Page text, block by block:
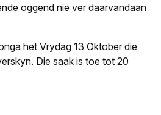
oggend nie ver daarvan­daan
het Vrydag 13 Oktober die
Die saak is toe tot 20